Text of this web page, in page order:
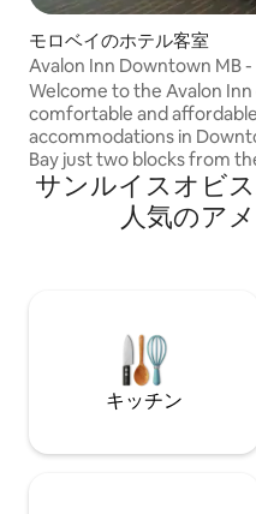
モロベイのホテル客室
Avalon Inn Downtown MB -
クイーンパティオ
Welcome to the Avalon
comfortable and affordable
accommodations in
Bay just two blocks from
Enjoy views of Morro Rock
access to the beach,
Park and the golf course.
near dining, shops,
outdoor activities like
fishing, or surfing.
サンルイスオビ
人⁠気⁠のア⁠
キッチン